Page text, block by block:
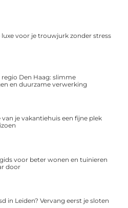
luxe voor je trouwjurk zonder stress
regio Den Haag: slimme
en duurzame verwerking
van je vakantiehuis een fijne plek
voor beter wonen en tuinieren
door
in Leiden? Vervang eerst je sloten